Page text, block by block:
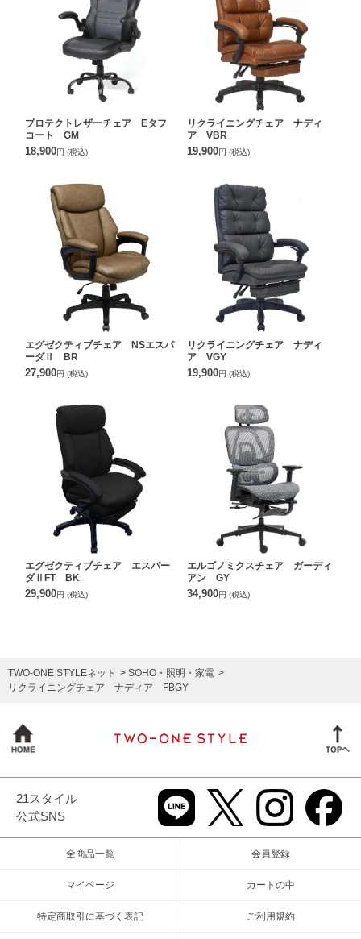
プロテクトレザーチェア Eタフ
コート GM
18,900円 (税込)
リクライニングチェア ナディ
ア VBR
19,900円 (税込)
エグゼクティブチェア NSエスパ
ーダⅡ BR
27,900円 (税込)
リクライニングチェア ナディ
ア VGY
19,900円 (税込)
エグゼクティブチェア エスパー
ダⅡFT BK
29,900円 (税込)
エルゴノミクスチェア ガーディ
アン GY
34,900円 (税込)
TWO-ONE STYLEネット
SOHO・照明・家電
リクライニングチェア ナディア FBGY
21スタイル
公式SNS
全商品一覧 会員登録
マイページ カートの中
特定商取引に基づく表記 ご利用規約